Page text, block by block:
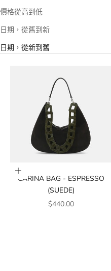
價格從高到低
日期，從舊到新
日期，從新到舊
加入購物車
CARINA BAG - ESPRESSO
(SUEDE)
銷售價格
$440.00